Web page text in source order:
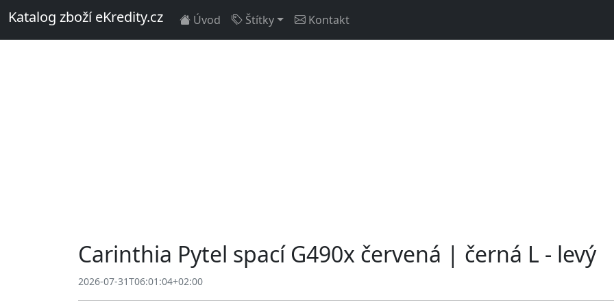
Katalog zboží eKredity.cz Úvod Štítky Kontakt
Carinthia Pytel spací G490x červená | černá L - levý
2026-07-31T06:01:04+02:00